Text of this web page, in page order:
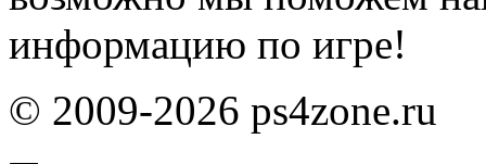
информацию по игре!
© 2009-2026 ps4zone.ru